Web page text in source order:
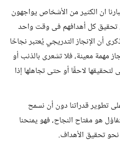
ان الكثير من الأشخاص يواجهون
تحقيق كل أهدافهم فى وقت واحد
أن الإنجاز التدريجي يُعتبر نجاحًا
مهمة معينة، فلا تشعرى بالذنب أو
لاحقًا أو حتى تجاهلها إذا
تطوير قدراتنا دون أن نسمح
هو مفتاح النجاح، فهو يمنحنا
نحو تحقيق الأهداف.